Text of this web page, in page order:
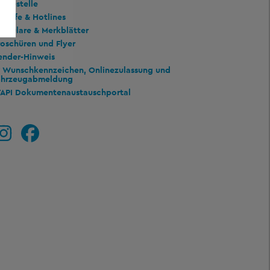
& Hotlines
& Merkblätter
und Flyer
Hinweis
Wunschkennzeichen, Onlinezulassung und
Dokumentenaustauschportal